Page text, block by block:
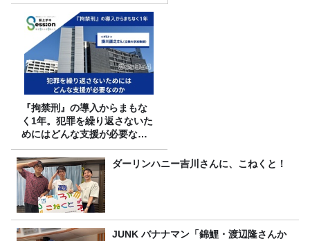
『拘禁刑』の導入からまもな
く1年。犯罪を繰り返さないた
めにはどんな支援が必要なの
か
ダーリンハニー吉川さんに、こねくと！
JUNK バナナマン「錦鯉・渡辺隆さんか